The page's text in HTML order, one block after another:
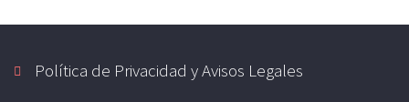
Política de Privacidad y Avisos Legales